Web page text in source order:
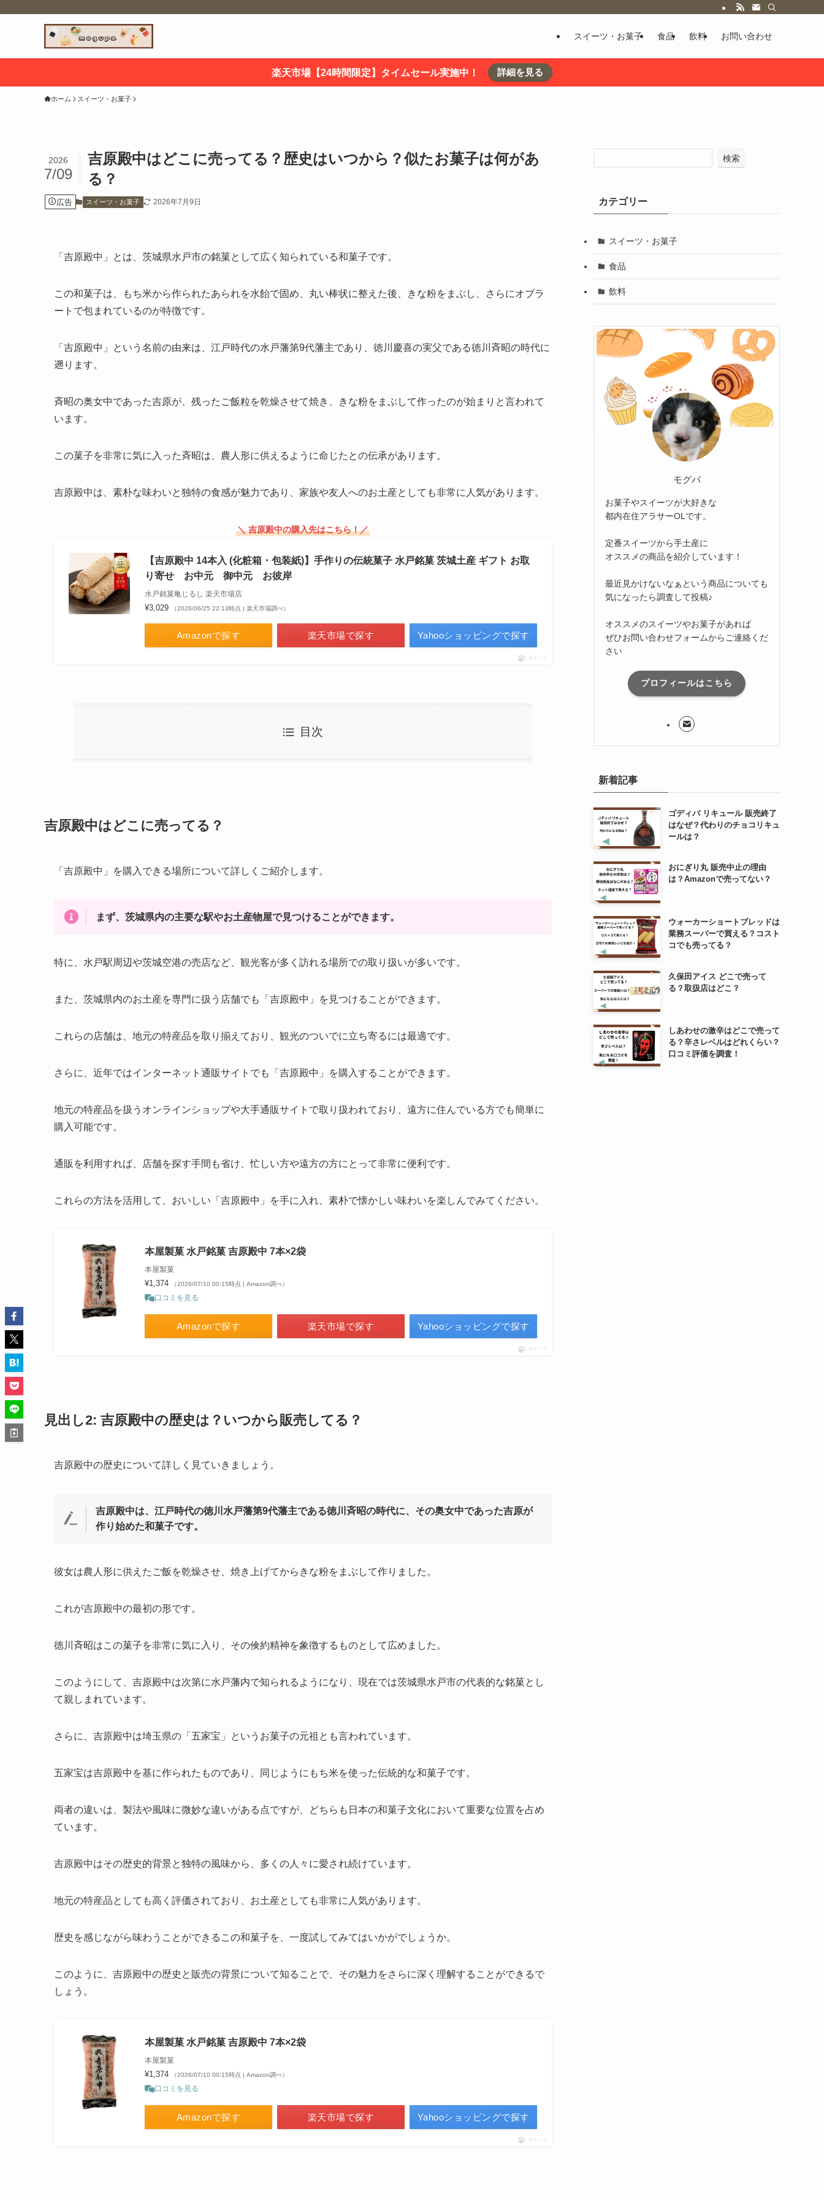
スイーツ・お菓子 食品 飲料 お問い合わせ
楽天市場【24時間限定】タイムセール実施中！ 詳細を見る
ホーム スイーツ・お菓子
吉原殿中はどこに売ってる？歴史はいつから？似たお菓子は何があ
る？
2026
7/09
広告 スイーツ・お菓子 2026年7月9日
「吉原殿中」とは、茨城県水戸市の銘菓として広く知られている和菓子です。
この和菓子は、もち米から作られたあられを水飴で固め、丸い棒状に整えた後、きな粉をまぶし、さらにオブラ
ートで包まれているのが特徴です。
「吉原殿中」という名前の由来は、江戸時代の水戸藩第9代藩主であり、徳川慶喜の実父である徳川斉昭の時代に
遡ります。
斉昭の奥女中であった吉原が、残ったご飯粒を乾燥させて焼き、きな粉をまぶして作ったのが始まりと言われて
います。
この菓子を非常に気に入った斉昭は、農人形に供えるように命じたとの伝承があります。
吉原殿中は、素朴な味わいと独特の食感が魅力であり、家族や友人へのお土産としても非常に人気があります。
＼ 吉原殿中の購入先はこちら！／
【吉原殿中 14本入 (化粧箱・包装紙)】手作りの伝統菓子 水戸銘菓 茨城土産 ギフト お取
り寄せ お中元 御中元 お彼岸
水戸銘菓亀じるし 楽天市場店
¥3,029 （2026/06/25 22:13時点 | 楽天市場調べ）
Amazonで探す 楽天市場で探す Yahooショッピングで探す
ポチップ
目次
吉原殿中はどこに売ってる？
「吉原殿中」を購入できる場所について詳しくご紹介します。
まず、茨城県内の主要な駅やお土産物屋で見つけることができます。
特に、水戸駅周辺や茨城空港の売店など、観光客が多く訪れる場所での取り扱いが多いです。
また、茨城県内のお土産を専門に扱う店舗でも「吉原殿中」を見つけることができます。
これらの店舗は、地元の特産品を取り揃えており、観光のついでに立ち寄るには最適です。
さらに、近年ではインターネット通販サイトでも「吉原殿中」を購入することができます。
地元の特産品を扱うオンラインショップや大手通販サイトで取り扱われており、遠方に住んでいる方でも簡単に
購入可能です。
通販を利用すれば、店舗を探す手間も省け、忙しい方や遠方の方にとって非常に便利です。
これらの方法を活用して、おいしい「吉原殿中」を手に入れ、素朴で懐かしい味わいを楽しんでみてください。
本屋製菓 水戸銘菓 吉原殿中 7本×2袋
本屋製菓
¥1,374 （2026/07/10 00:15時点 | Amazon調べ）
口コミを見る
Amazonで探す 楽天市場で探す Yahooショッピングで探す
ポチップ
見出し2: 吉原殿中の歴史は？いつから販売してる？
吉原殿中の歴史について詳しく見ていきましょう。
吉原殿中は、江戸時代の徳川水戸藩第9代藩主である徳川斉昭の時代に、その奥女中であった吉原が
作り始めた和菓子です。
彼女は農人形に供えたご飯を乾燥させ、焼き上げてからきな粉をまぶして作りました。
これが吉原殿中の最初の形です。
徳川斉昭はこの菓子を非常に気に入り、その倹約精神を象徴するものとして広めました。
このようにして、吉原殿中は次第に水戸藩内で知られるようになり、現在では茨城県水戸市の代表的な銘菓とし
て親しまれています。
さらに、吉原殿中は埼玉県の「五家宝」というお菓子の元祖とも言われています。
五家宝は吉原殿中を基に作られたものであり、同じようにもち米を使った伝統的な和菓子です。
両者の違いは、製法や風味に微妙な違いがある点ですが、どちらも日本の和菓子文化において重要な位置を占め
ています。
吉原殿中はその歴史的背景と独特の風味から、多くの人々に愛され続けています。
地元の特産品としても高く評価されており、お土産としても非常に人気があります。
歴史を感じながら味わうことができるこの和菓子を、一度試してみてはいかがでしょうか。
このように、吉原殿中の歴史と販売の背景について知ることで、その魅力をさらに深く理解することができるで
しょう。
本屋製菓 水戸銘菓 吉原殿中 7本×2袋
本屋製菓
¥1,374 （2026/07/10 00:15時点 | Amazon調べ）
口コミを見る
Amazonで探す 楽天市場で探す Yahooショッピングで探す
ポチップ
検索
カテゴリー
スイーツ・お菓子
食品
飲料
モグパ
お菓子やスイーツが大好きな
都内在住アラサーOLです。
定番スイーツから手土産に
オススメの商品を紹介しています！
最近見かけないなぁという商品についても
気になったら調査して投稿♪
オススメのスイーツやお菓子があれば
ぜひお問い合わせフォームからご連絡くだ
さい
プロフィールはこちら
新着記事
ゴディバ リキュール 販売終了
はなぜ？代わりのチョコリキュ
ールは？
おにぎり丸 販売中止の理由
は？Amazonで売ってない？
ウォーカーショートブレッドは
業務スーパーで買える？コスト
コでも売ってる？
久保田アイス どこで売って
る？取扱店はどこ？
しあわせの激辛はどこで売って
る？辛さレベルはどれくらい？
口コミ評価を調査！